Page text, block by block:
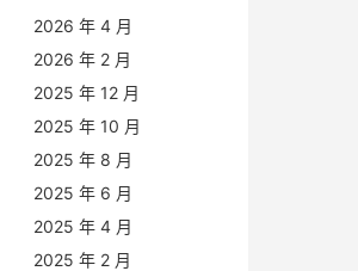
2026 年 4 月
2026 年 2 月
2025 年 12 月
2025 年 10 月
2025 年 8 月
2025 年 6 月
2025 年 4 月
2025 年 2 月